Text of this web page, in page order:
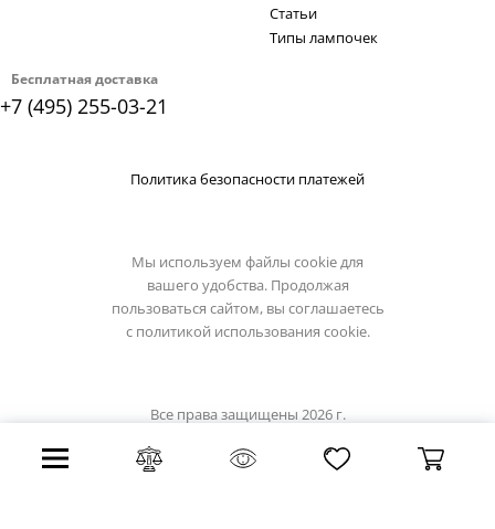
Бесплатная доставка
+7 (495) 255-03-21
Статьи
Типы лампочек
Политика безопасности платежей
Мы используем файлы cookie для
вашего удобства. Продолжая
пользоваться сайтом, вы соглашаетесь
с политикой использования cookie.
Все права защищены 2026 г.